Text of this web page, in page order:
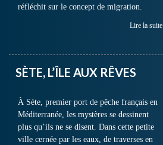
réfléchit sur le concept de migration.
Lire la suite
SÈTE, L’ÎLE AUX RÊVES
À Sète, premier port de pêche français en
Méditerranée, les mystères se dessinent
plus qu’ils ne se disent. Dans cette petite
ville cernée par les eaux, de traverses en